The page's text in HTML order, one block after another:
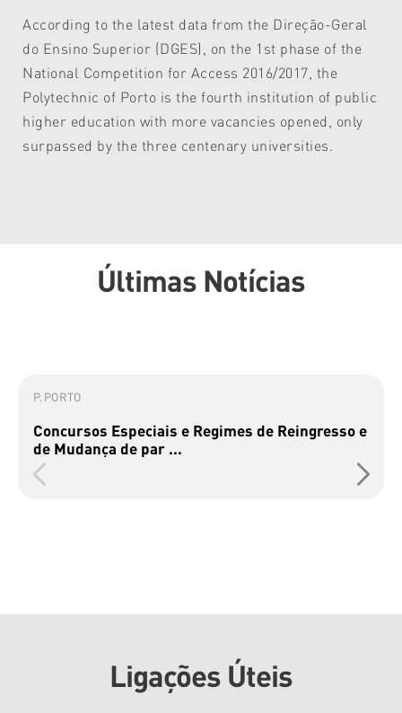
According to the latest data from the Direção-Geral
do Ensino Superior (DGES), on the 1st phase of the
National Competition for Access 2016/2017, the
Polytechnic of Porto is the fourth institution of public
higher education with more vacancies opened, only
surpassed by the three centenary universities.
Últimas Notícias
P.PORTO
Concursos Especiais e Regimes de Reingresso e
de Mudança de par ...
Ligações Úteis